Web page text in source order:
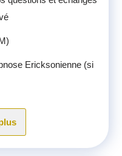
Ericksonienne (si